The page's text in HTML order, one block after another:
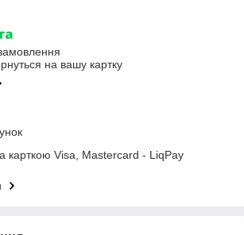
на вашу картку
карткою Visa, Mastercard - LiqPay